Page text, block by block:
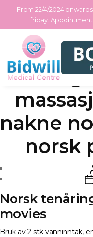
Skip
the
From 22/4/2024
friday.
nakne
norsk
Norsk
movies
Bruk av 2 stk vanninntak,